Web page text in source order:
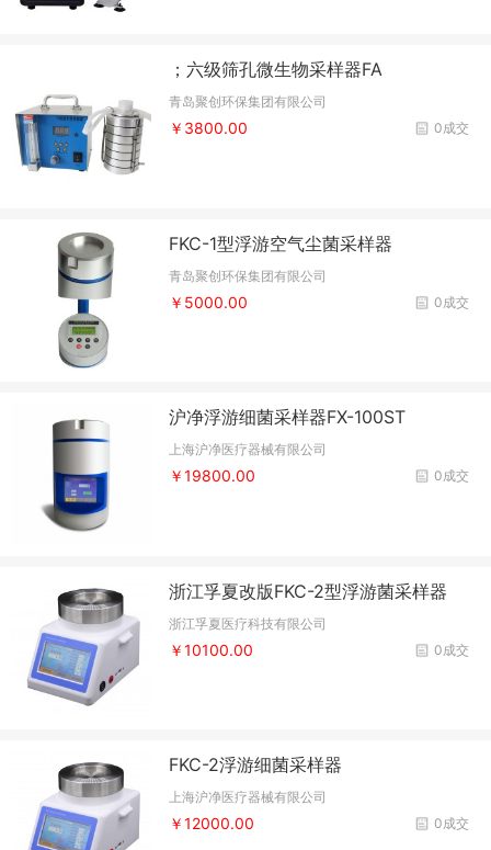
；六级筛孔微生物采样器FA
青岛聚创环保集团有限公司
0成交
￥3800.00
FKC-1型浮游空气尘菌采样器
青岛聚创环保集团有限公司
0成交
￥5000.00
沪净浮游细菌采样器FX-100ST
上海沪净医疗器械有限公司
0成交
￥19800.00
浙江孚夏改版FKC-2型浮游菌采样器
浙江孚夏医疗科技有限公司
0成交
￥10100.00
FKC-2浮游细菌采样器
上海沪净医疗器械有限公司
0成交
￥12000.00